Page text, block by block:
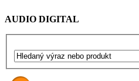
AUDIO DIGITAL